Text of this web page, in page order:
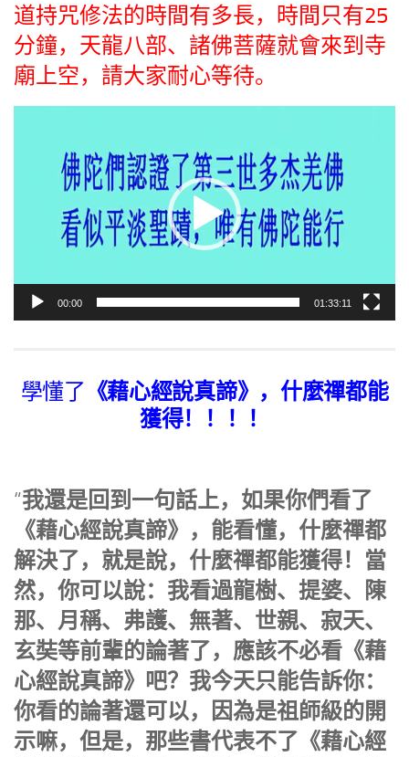
道持咒修法的時間有多長，時間只有25
分鐘，天龍八部、諸佛菩薩就會來到寺
廟上空，請大家耐心等待。
00:00 01:33:11
學懂了 《藉心經說真諦》，什麼禪都能
獲得！！！！
“我還是回到一句話上，如果你們看了
《藉心經說真諦》，能看懂，什麼禪都
解決了，就是說，什麼禪都能獲得！當
然，你可以說：我看過龍樹、提婆、陳
那、月稱、弗護、無著、世親、寂天、
玄奘等前輩的論著了，應該不必看《藉
心經說真諦》吧？我今天只能告訴你：
你看的論著還可以，因為是祖師級的開
示嘛，但是，那些書代表不了《藉心經